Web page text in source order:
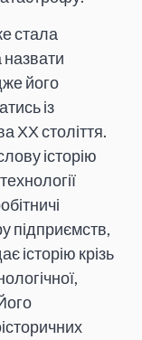
стала
назвати
його
із
ХХ століття.
історію
підприємств,
історію крізь